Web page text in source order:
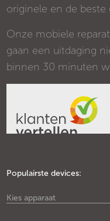
originele en de beste
Onze mobiele
gaan een uitdaging
binnen 30 minuten
Populairste devices:
Kies apparaat